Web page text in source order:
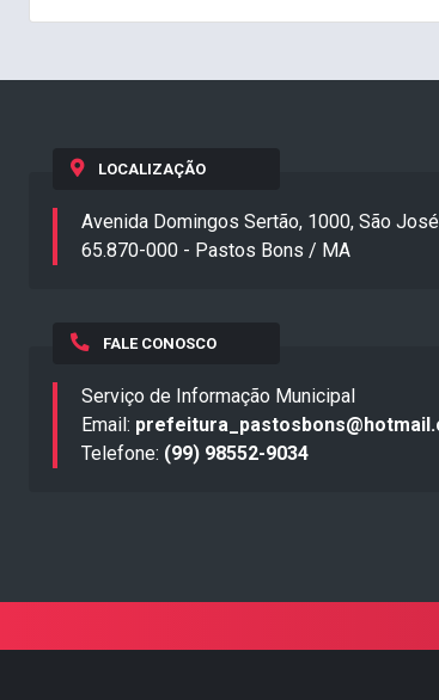
LOCALIZAÇÃO
Avenida Domingos Sertão, 1000, São
65.870-000 - Pastos Bons / MA
FALE CONOSCO
Serviço de Informação Municipal
Email:
Telefone: (99) 98552-9034